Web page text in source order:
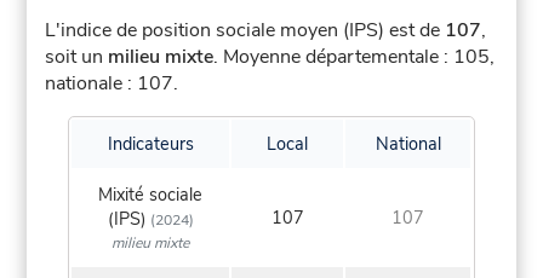
L'indice de position sociale moyen (IPS) est de 107,
soit un milieu mixte. Moyenne départementale : 105,
nationale : 107.
Indicateurs Local National
Mixité sociale
(IPS) (2024)
milieu mixte
107 107